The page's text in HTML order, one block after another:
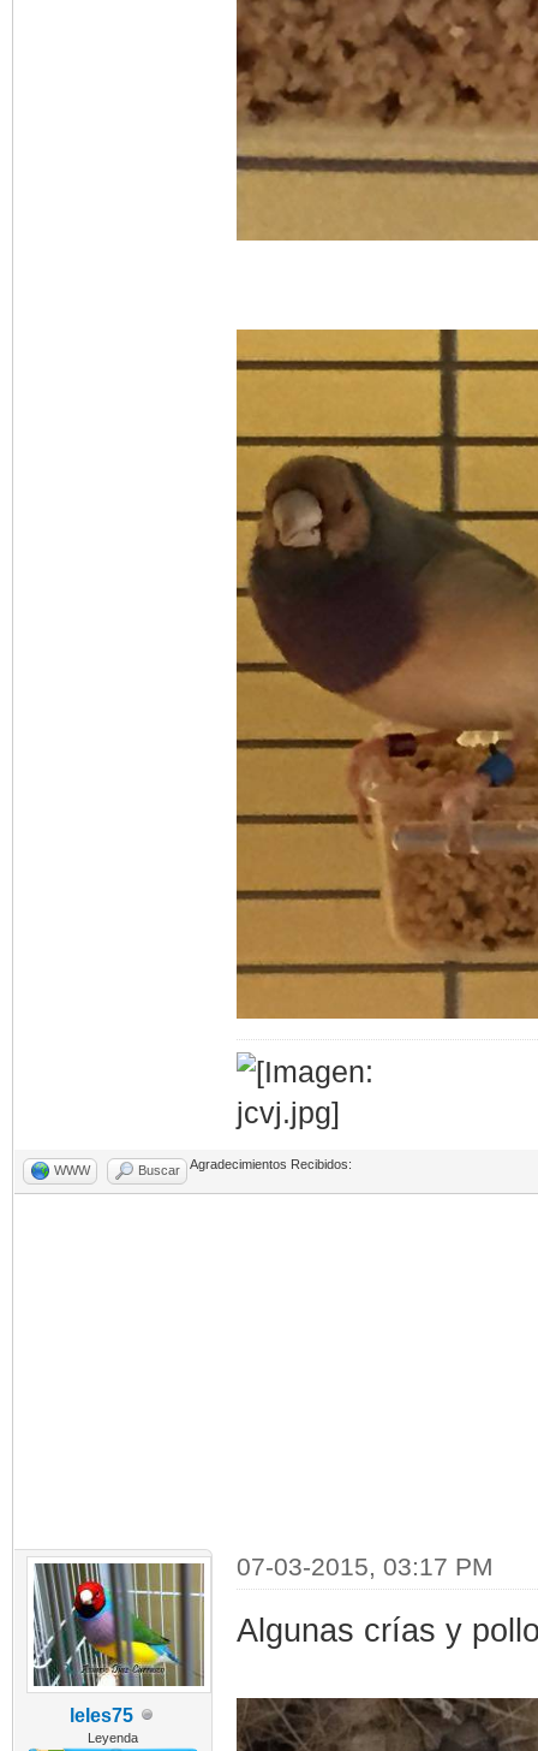
WWW Buscar Agradecimientos Recibidos:
leles75
Leyenda
07-03-2015, 03:17 PM
Algunas crías y